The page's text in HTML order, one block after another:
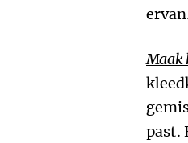
Maak
past.